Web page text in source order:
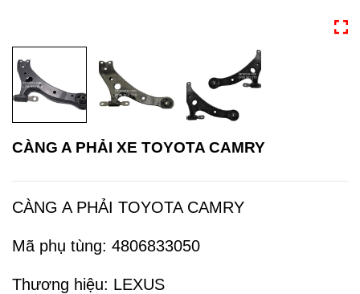
CÀNG A PHẢI XE TOYOTA CAMRY
CÀNG A PHẢI TOYOTA CAMRY
Mã phụ tùng: 4806833050
Thương hiệu: LEXUS